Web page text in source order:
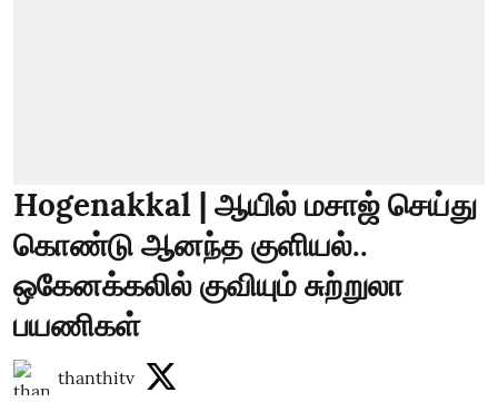
Hogenakkal | ஆயில் மசாஜ் செய்து
கொண்டு ஆனந்த குளியல்..
ஒகேனக்கலில் குவியும் சுற்றுலா
பயணிகள்
thanthitv